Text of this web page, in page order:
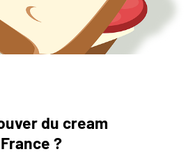
du cream
?